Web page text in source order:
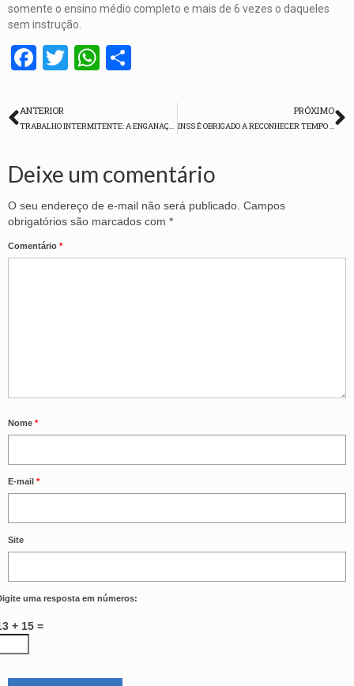
somente o ensino médio completo e mais de 6 vezes o daqueles
sem instrução.
Facebook
TwitterWhatsApp
ANTERIOR PRÓXIMO
Deixe um comentário
O seu endereço de e-mail não será publicado. Campos
obrigatórios são marcados com *
Comentário *
Nome *
E-mail *
Site
uma resposta em números:
+ 15 =